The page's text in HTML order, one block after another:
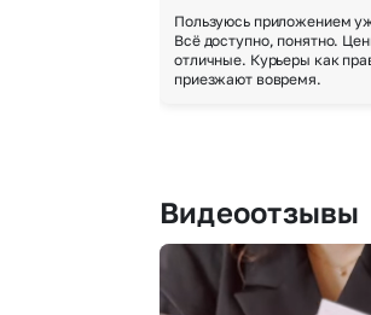
Пользуюсь приложением
Всё доступно, понятно.
отличные. Курьеры как
приезжают вовремя.
Видеоотзывы